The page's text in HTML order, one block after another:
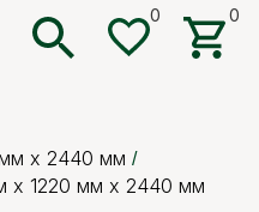
мм х 2440 мм /
х 1220 мм х 2440 мм